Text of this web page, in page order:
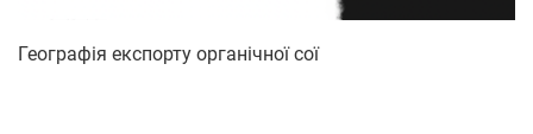
Географія експорту органічної сої